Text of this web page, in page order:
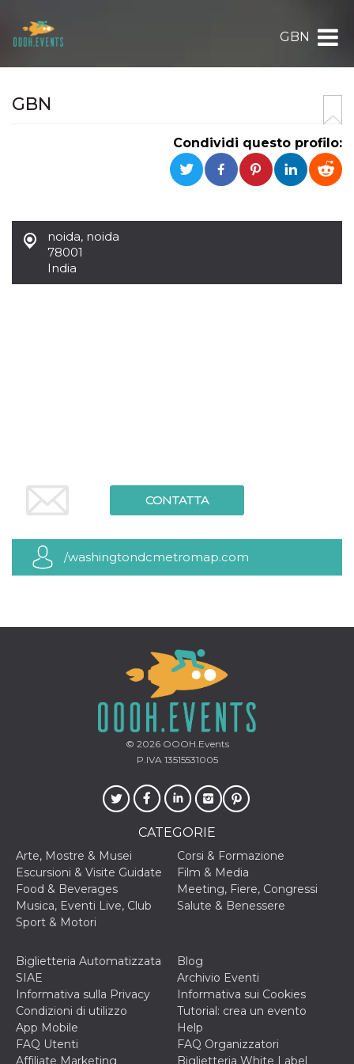
GBN
noida, noida
78001
India
CONTATTA
/washingtondcmetromap.com
GBN
Condividi questo profilo:
© 2026OOOH.Events
P.IVA 13515531005
CATEGORIE
Arte, Mostre & Musei
Corsi & Formazione
Escursioni & Visite Guidate
Film & Media
Food & Beverages
Meeting, Fiere, Congressi
Musica, Eventi Live, Club
Salute & Benessere
Sport & Motori
Biglietteria Automatizzata
SIAE
Blog
Archivio Eventi
Informativa sulla Privacy
Informativa sui Cookies
Condizioni di utilizzo
Tutorial: crea un evento
App Mobile
Help
FAQ Utenti
FAQ Organizzatori
Affiliate Marketing
Biglietteria White Label